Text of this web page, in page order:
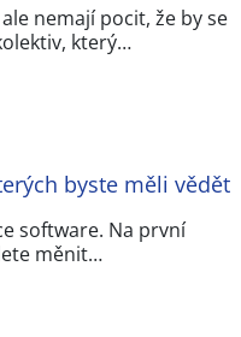
nemají pocit, že by se
který…
byste měli vědět
software. Na první
měnit…